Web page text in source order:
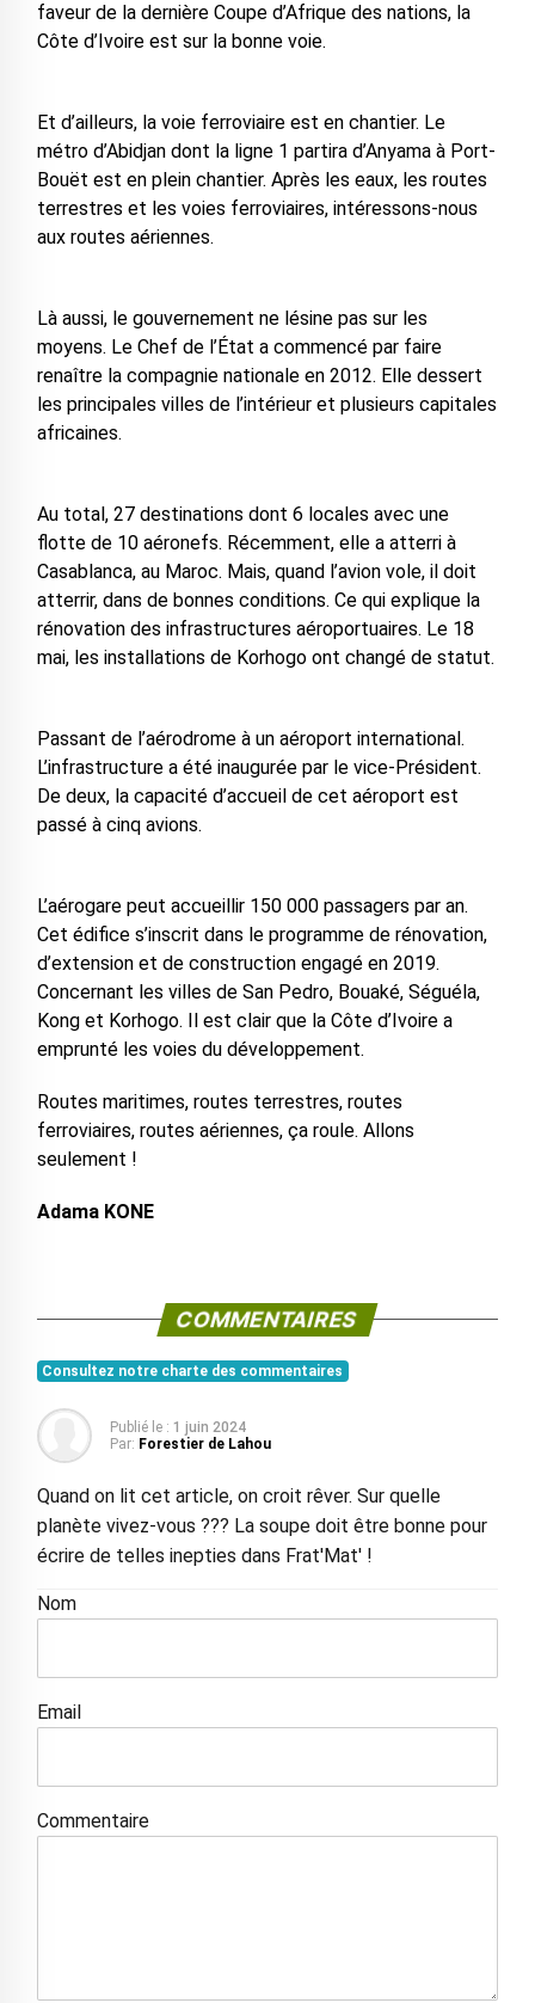
faveur de la dernière Coupe d’Afrique des nations, la
Côte d’Ivoire est sur la bonne voie.
Et d’ailleurs, la voie ferroviaire est en chantier. Le
métro d’Abidjan dont la ligne 1 partira d’Anyama à Port-
Bouët est en plein chantier. Après les eaux, les routes
terrestres et les voies ferroviaires, intéressons-nous
aux routes aériennes.
Là aussi, le gouvernement ne lésine pas sur les
moyens. Le Chef de l’État a commencé par faire
renaître la compagnie nationale en 2012. Elle dessert
les principales villes de l’intérieur et plusieurs capitales
africaines.
Au total, 27 destinations dont 6 locales avec une
flotte de 10 aéronefs. Récemment, elle a atterri à
Casablanca, au Maroc. Mais, quand l’avion vole, il doit
atterrir, dans de bonnes conditions. Ce qui explique la
rénovation des infrastructures aéroportuaires. Le 18
mai, les installations de Korhogo ont changé de statut.
Passant de l’aérodrome à un aéroport international.
L’infrastructure a été inaugurée par le vice-Président.
De deux, la capacité d’accueil de cet aéroport est
passé à cinq avions.
L’aérogare peut accueillir 150 000 passagers par an.
Cet édifice s’inscrit dans le programme de rénovation,
d’extension et de construction engagé en 2019.
Concernant les villes de San Pedro, Bouaké, Séguéla,
Kong et Korhogo. Il est clair que la Côte d’Ivoire a
emprunté les voies du développement.
Routes maritimes, routes terrestres, routes
ferroviaires, routes aériennes, ça roule. Allons
seulement !
Adama KONE
COMMENTAIRES
Consultez notre charte des commentaires
Publié le : 1 juin 2024
Par: Forestier de Lahou
Quand on lit cet article, on croit rêver. Sur quelle
planète vivez-vous ??? La soupe doit être bonne pour
écrire de telles inepties dans Frat'Mat' !
Nom
Email
Commentaire